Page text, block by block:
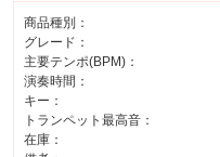
商品種別：
グレード：
主要テンポ(BPM)：
演奏時間：
キー：
トランペット最高音：
在庫：